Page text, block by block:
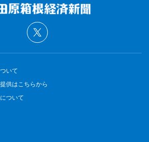
いて
供はこちらから
ついて